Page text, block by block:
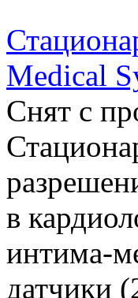
Medical
Снят с
в
интима-
датчики